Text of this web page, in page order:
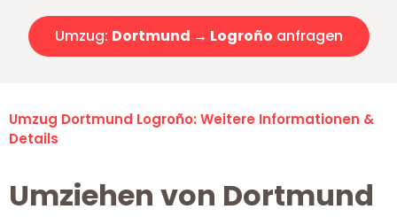
Umzug: Dortmund → Logroño anfragen
Umzug Dortmund Logroño: Weitere Informationen &
Details
Umziehen von Dortmund